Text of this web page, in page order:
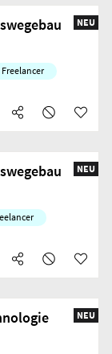
NEU
Freelancer
NEU
NEU